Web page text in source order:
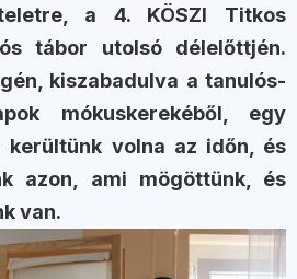
a 4. KÖSZI Titkos
tábor utolsó délelőttjén.
kiszabadulva a tanulós-
mókuskerekéből, egy
volna az időn, és
azon, ami mögöttünk, és
van.